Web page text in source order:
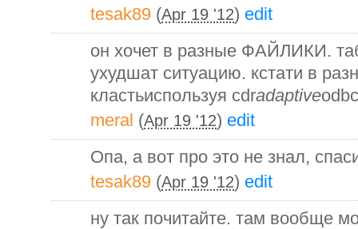
tesak89 (Apr 19 '12) edit
он хочет в разные ФАЙЛИКИ.
ухудшат ситуацию. кстати в
кластьиспользуя cdradaptive
meral (Apr 19 '12) edit
Опа, а вот про это не знал,
tesak89 (Apr 19 '12) edit
ну так почитайте. там вообще